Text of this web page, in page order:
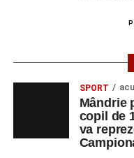
SPORT
Mândrie
copil de
va